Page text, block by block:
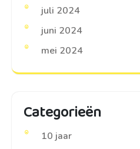
juli 2024
juni 2024
mei 2024
Categorieën
10 jaar